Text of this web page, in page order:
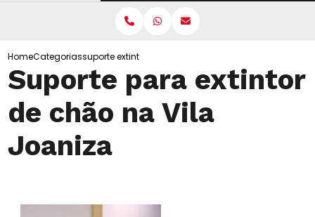
HomeCategoriassuporte extintor chao vila joaniza
Suporte para extintor
de chão na Vila
Joaniza